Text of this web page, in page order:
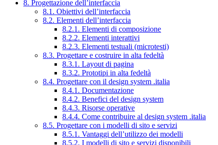
8. Progettazione dell’interfaccia
8.1. Obiettivi dell’interfaccia
8.2. Elementi dell’interfaccia
8.2.1. Elementi di composizione
8.2.2. Elementi interattivi
8.2.3. Elementi testuali (microtesti)
8.3. Progettare e costruire in alta fedeltà
8.3.1. Layout di pagina
8.3.2. Prototipi in alta fedeltà
8.4. Progettare con il design system .italia
8.4.1. Documentazione
8.4.2. Benefici del design system
8.4.3. Risorse operative
8.4.4. Come contribuire al design system .italia
8.5. Progettare con i modelli di sito e servizi
8.5.1. Vantaggi dell’utilizzo dei modelli
8.5.2. I modelli di sito e servizi disponibili